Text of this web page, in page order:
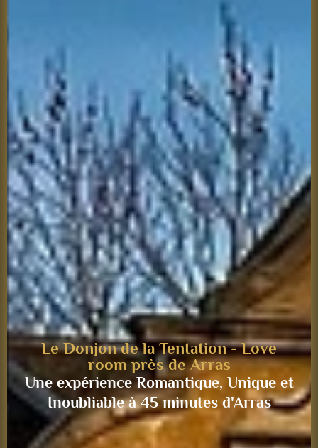
Le Donjon de la Tentation - Love
room près de Arras
Une expérience Romantique, Unique et
Inoubliable à 45 minutes d'Arras